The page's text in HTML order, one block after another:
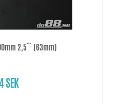
2,5´´ (63mm)
SEK